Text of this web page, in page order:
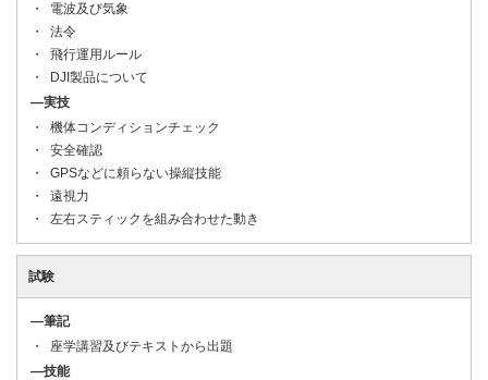
電波及び気象
法令
飛行運用ルール
DJI製品について
―実技
機体コンディションチェック
安全確認
GPSなどに頼らない操縦技能
遠視力
左右スティックを組み合わせた動き
試験
―筆記
座学講習及びテキストから出題
―技能